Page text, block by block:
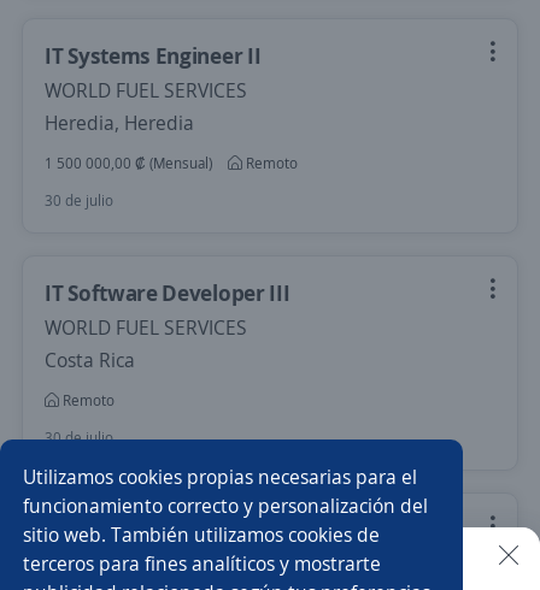
Utilizamos cookies propias necesarias para el
funcionamiento correcto y personalización del
sitio web. También utilizamos cookies de
terceros para fines analíticos y mostrarte
IT Systems Engineer II
WORLD FUEL SERVICES
Heredia, Heredia
1 500 000,00 ₡ (Mensual)
Remoto
30 de julio
IT Software Developer III
WORLD FUEL SERVICES
Costa Rica
Remoto
30 de julio
Desarrollador de Python Senior
Solvo